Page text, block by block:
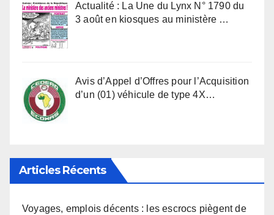
Actualité : La Une du Lynx N° 1790 du
3 août en kiosques au ministère …
Avis d’Appel d’Offres pour l’Acquisition
d’un (01) véhicule de type 4X…
Articles Récents
Voyages, emplois décents : les escrocs piègent de